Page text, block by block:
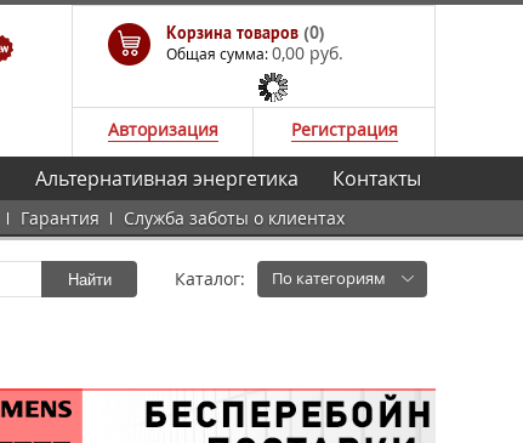
Корзина товаров (0)
Общая сумма:0,00 руб.
Авторизация Регистрация
Гарантия Служба заботы о клиентах
Альтернативная энергетика Контакты
Найти Каталог: По категориям